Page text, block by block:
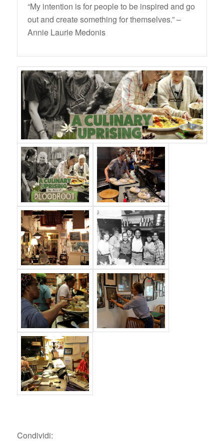
“My intention is for people to be inspired and go
out and create something for themselves.” –
Annie Laurie Medonis
Condividi: